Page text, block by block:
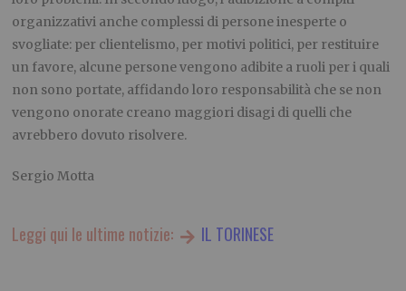
organizzativi anche complessi di persone inesperte o
svogliate: per clientelismo, per motivi politici, per restituire
un favore, alcune persone vengono adibite a ruoli per i quali
non sono portate, affidando loro responsabilità che se non
vengono onorate creano maggiori disagi di quelli che
avrebbero dovuto risolvere.
Sergio Motta
Leggi qui le ultime notizie: IL TORINESE